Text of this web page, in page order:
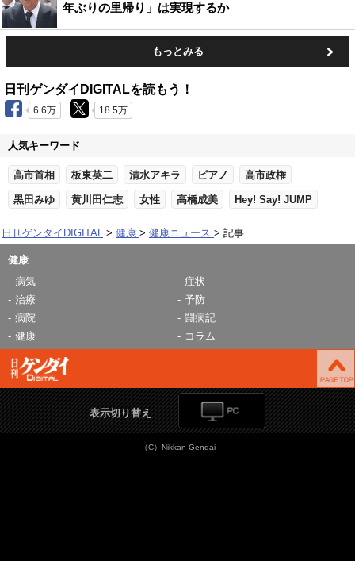
年ぶりの里帰り」は実現するか
もっとみる
日刊ゲンダイDIGITALを読もう！
6.6万 18.5万
人気キーワード
高市首相 板東英二 清水アキラ ピアノ 高市政権
黒田みゆ 黄川田仁志 女性 高橋成美 Hey! Say! JUMP
日刊ゲンダイDIGITAL 健康 健康ニュース 記事
健康
病気
症状
治療
予防
病院
闘病記
健康
コラム
表示切り替え
（C）Nikkan Gendai